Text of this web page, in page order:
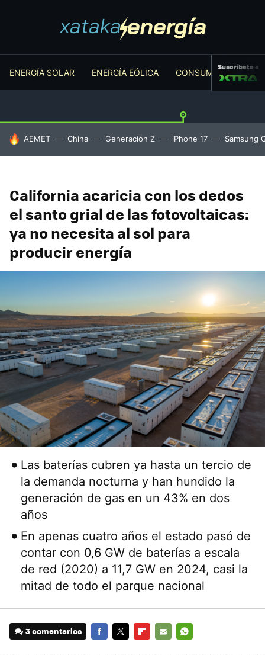
ENERGÍA SOLAR ENERGÍA EÓLICA CONSUMO
Suscríbete a
HOY SE HABLA DE
AEMET China Generación Z iPhone 17 Samsung
California acaricia con los dedos
el santo grial de las fotovoltaicas:
ya no necesita al sol para
producir energía
Las baterías cubren ya hasta un tercio de
la demanda nocturna y han hundido la
generación de gas en un 43% en dos
años
En apenas cuatro años el estado pasó de
contar con 0,6 GW de baterías a escala
de red (2020) a 11,7 GW en 2024, casi la
mitad de todo el parque nacional
3 comentarios